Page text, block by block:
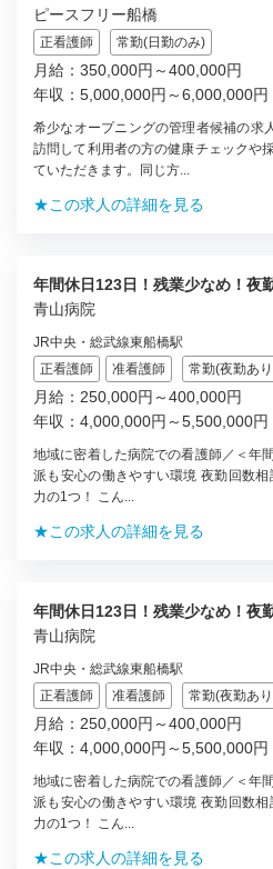
ピースフリー船橋
正看護師 常勤(日勤のみ)
月給：350,000円～400,000円
年収：5,000,000円～6,000,000円
希少なオープニングの管理者候補の求
訪問して利用者の方の健康チェックや
ていただきます。同じ方...
★この求人の詳細を見る
年間休日123日！残業少なめ！夜
青山病院
JR中央・総武線東船橋駅
正看護師
准看護師 常勤(夜勤あ
月給：250,000円～400,000円
年収：4,000,000円～5,500,000円
地域に密着した病院での看護師／＜年
派も安心の働きやすい環境 夜勤回数
力の1つ！ こん...
★この求人の詳細を見る
年間休日123日！残業少なめ！夜
青山病院
JR中央・総武線東船橋駅
正看護師
准看護師 常勤(夜勤あ
月給：250,000円～400,000円
年収：4,000,000円～5,500,000円
地域に密着した病院での看護師／＜年
派も安心の働きやすい環境 夜勤回数
力の1つ！ こん...
★この求人の詳細を見る